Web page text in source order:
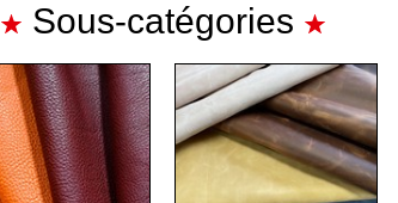
Sous-catégories